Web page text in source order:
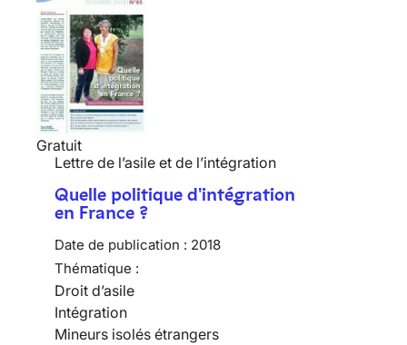
Gratuit
Lettre de l’asile et de l’intégration
Quelle politique d'intégration
en France ?
Date de publication : 2018
Thématique :
Droit d’asile
Intégration
Mineurs isolés étrangers